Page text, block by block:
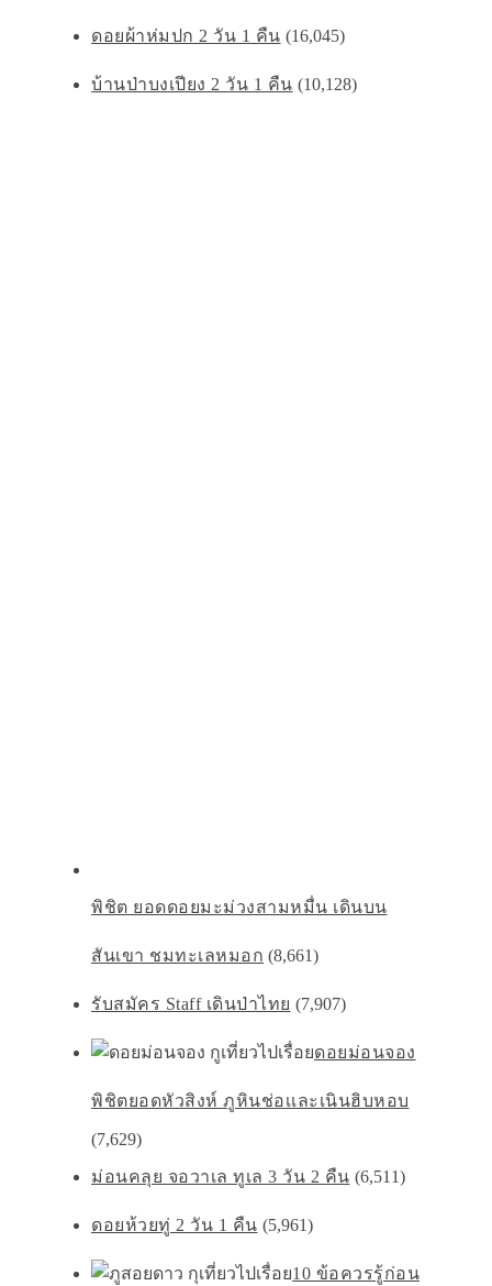
ดอยผ้าห่มปก 2 วัน 1 คืน (16,045)
บ้านป่าบงเปียง 2 วัน 1 คืน (10,128)
พิชิต ยอดดอยมะม่วงสามหมื่น เดินบน
สันเขา ชมทะเลหมอก (8,661)
รับสมัคร Staff เดินป่าไทย (7,907)
ดอยม่อนจอง
พิชิตยอดหัวสิงห์ ภูหินช่อเเละเนินฮิบหอบ
(7,629)
ม่อนคลุย จอวาเล ทูเล 3 วัน 2 คืน (6,511)
ดอยห้วยทู่ 2 วัน 1 คืน (5,961)
10 ข้อควรรู้ก่อน